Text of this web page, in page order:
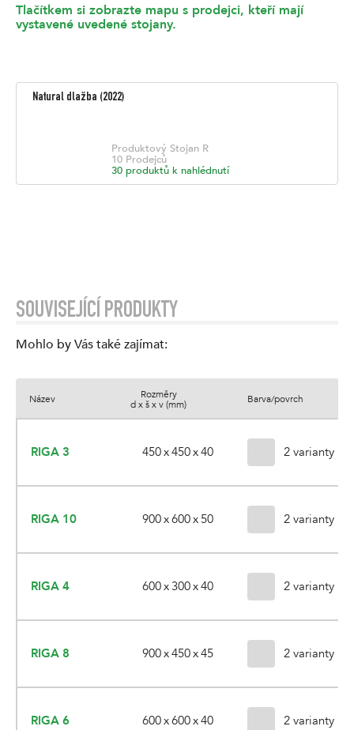
Tlačítkem si zobrazte mapu s prodejci, kteří mají
vystavené uvedené stojany.
Natural dlažba (2022)
Produktový Stojan R
10 Prodejců
30 produktů k nahlédnutí
SOUVISEJÍCÍ PRODUKTY
Mohlo by Vás také zajímat:
Název
Rozměry
d x š x v (mm)
Barva/povrch
RIGA 3 450 x 450 x 40 2 varianty
RIGA 10 900 x 600 x 50 2 varianty
RIGA 4 600 x 300 x 40 2 varianty
RIGA 8 900 x 450 x 45 2 varianty
RIGA 6 600 x 600 x 40 2 varianty